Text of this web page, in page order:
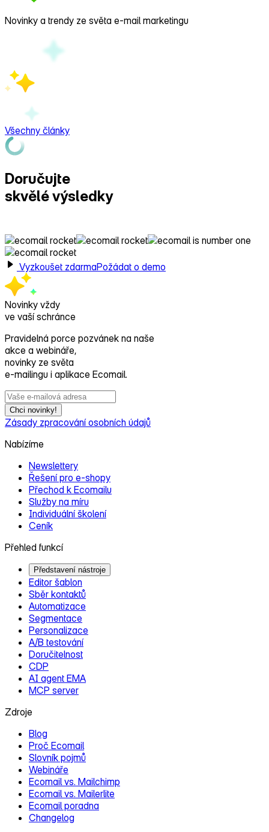
Novinky a trendy ze světa e‑mail marketingu
Všechny články
Doručujte
skvělé výsledky
Vyzkoušet zdarmaPožádat o demo
Novinky vždy
ve vaší schránce
Pravidelná porce pozvánek na naše
akce a webináře,
novinky ze světa
e‑mailingu i aplikace Ecomail.
Chci novinky!
Zásady zpracování osobních údajů
Nabízíme
Newslettery
Řešení pro e‑shopy
Přechod k Ecomailu
Služby na míru
Individuální školení
Ceník
Přehled funkcí
Představení nástroje
Editor šablon
Sběr kontaktů
Automatizace
Segmentace
Personalizace
A/B testování
Doručitelnost
CDP
AI agent EMA
MCP server
Zdroje
Blog
Proč Ecomail
Slovník pojmů
Webináře
Ecomail vs. Mailchimp
Ecomail vs. Mailerlite
Ecomail poradna
Changelog